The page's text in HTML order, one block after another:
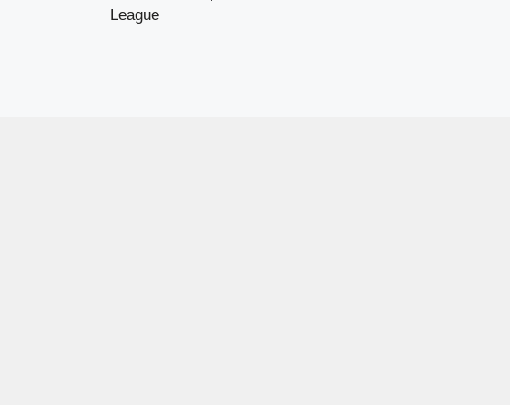
League